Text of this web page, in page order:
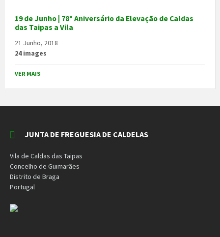
19 de Junho | 78º Aniversário da Elevação de Caldas
das Taipas a Vila
21 Junho, 2018
24 images
VER MAIS
JUNTA DE FREGUESIA DE CALDELAS
Vila de Caldas das Taipas
Concelho de Guimarães
Distrito de Braga
Portugal